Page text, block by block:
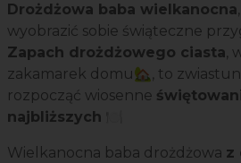
Drożdżowa baba wielkanocna
wyobrazić sobie świąteczne
Zapach drożdżowego ciasta,
zakamarek domu🏡, to
rozpocząć wiosenne
najbliższych
Wielkanocna baba drożdżowa z